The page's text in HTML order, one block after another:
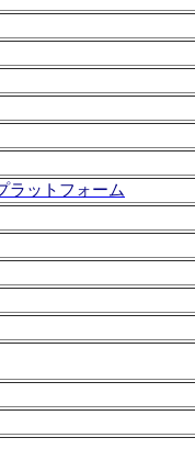
ラットフォーム